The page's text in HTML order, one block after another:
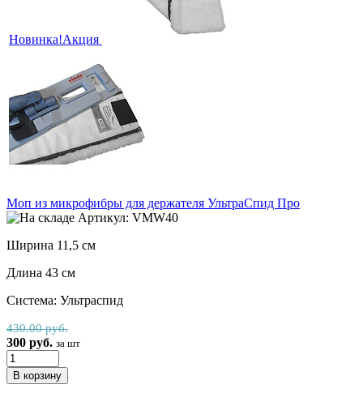
Новинка!Акция
Моп из микрофибры для держателя УльтраСпид Про
Артикул: VMW40
Ширина 11,5 см
Длина 43 см
Система: Ультраспид
430.00 руб.
300 руб. за шт